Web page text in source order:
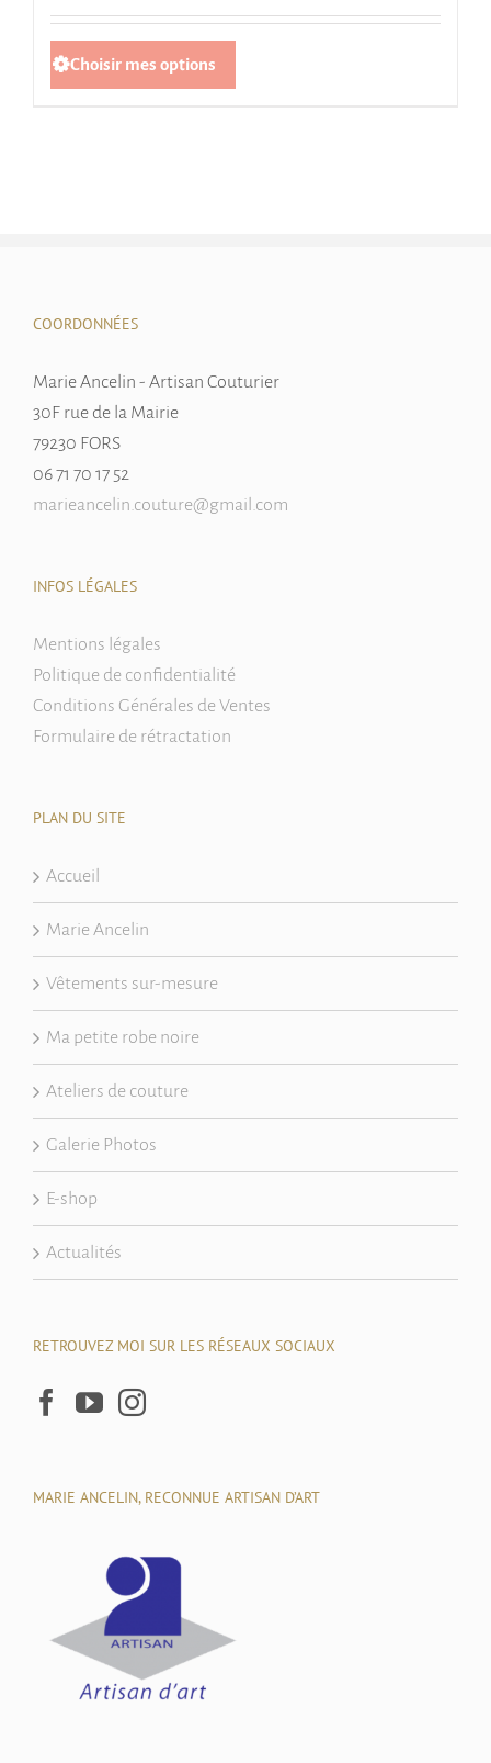
Choisir mes options
produit
la
COORDONNÉES
Marie Ancelin - Artisan Couturier
30F rue de la Mairie
79230 FORS
06 71 70 17 52
marieancelin.couture@gmail.com
INFOS LÉGALES
Mentions légales
Politique de confidentialité
Conditions Générales de Ventes
Formulaire de rétractation
PLAN DU SITE
Accueil
Marie Ancelin
Vêtements sur-mesure
Ma petite robe noire
Ateliers de couture
Galerie Photos
E-shop
Actualités
RETROUVEZ MOI SUR LES RÉSEAUX SOCIAUX
MARIE ANCELIN, RECONNUE ARTISAN D’ART